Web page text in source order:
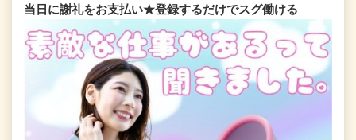
当日に謝礼をお支払い★登録するだけでスグ働ける